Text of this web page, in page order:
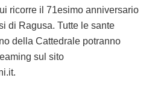
ricorre il 71esimo anniversario
di Ragusa. Tutte le sante
della Cattedrale potranno
sul sito